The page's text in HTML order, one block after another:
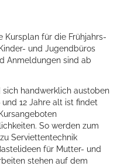
Kursplan für die Frühjahrs-
und Jugendbüros
Anmeldungen sind ab
handwerklich austoben
12 Jahre alt ist findet
So werden zum
Serviettentechnik
für Mutter- und
stehen auf dem